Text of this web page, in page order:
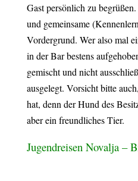
Gast persönlich zu
und gemeinsame
Vordergrund. Wer also mal
in der Bar bestens
gemischt und nicht
ausgelegt. Vorsicht bitte
hat, denn der Hund des
aber ein freundliches Tier.
Jugendreisen Novalja –